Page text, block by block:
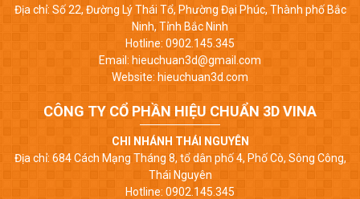
Địa chỉ: Số 22, Đường Lý Thái Tổ, Phường Đại Phúc, Thành phố Bắc
Ninh, Tỉnh Bắc Ninh
Hotline: 0902.145.345
Email: hieuchuan3d@gmail.com
Website: hieuchuan3d.com
CÔNG TY CỔ PHẦN HIỆU CHUẨN 3D VINA
CHI NHÁNH THÁI NGUYÊN
Địa chỉ: 684 Cách Mạng Tháng 8, tổ dân phố 4, Phố Cò, Sông Công,
Thái Nguyên
Hotline: 0902.145.345